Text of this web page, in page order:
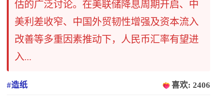
估的广泛讨论。在美联储降息周期开启、中
美利差收窄、中国外贸韧性增强及资本流入
改善等多重因素推动下，人民币汇率有望进
入...
#造纸 喜欢: 2406